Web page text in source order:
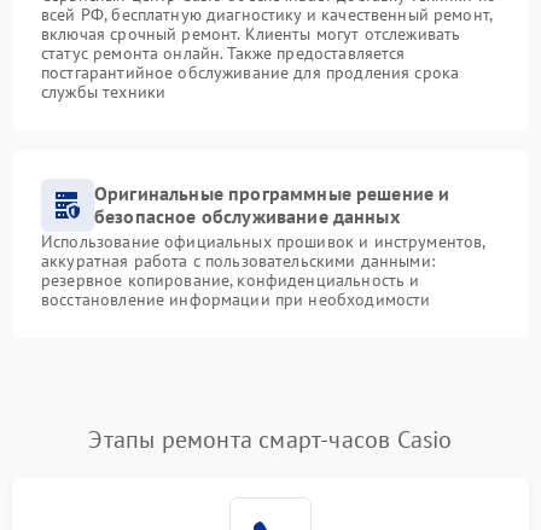
всей РФ, бесплатную диагностику и качественный ремонт,
включая срочный ремонт. Клиенты могут отслеживать
статус ремонта онлайн. Также предоставляется
постгарантийное обслуживание для продления срока
службы техники
Оригинальные программные решение и
безопасное обслуживание данных
Использование официальных прошивок и инструментов,
аккуратная работа с пользовательскими данными:
резервное копирование, конфиденциальность и
восстановление информации при необходимости
Этапы ремонта смарт-часов Casio